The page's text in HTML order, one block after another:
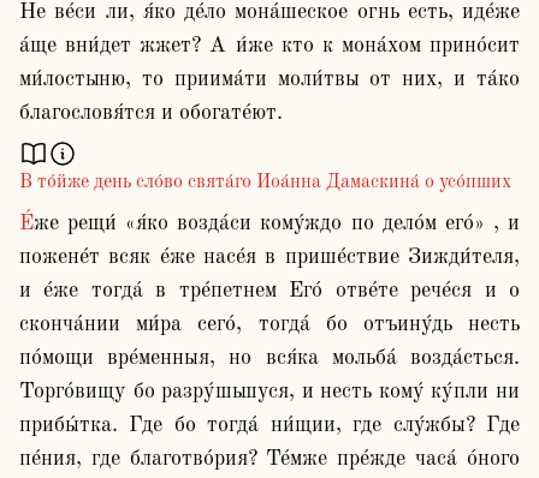
Не ве́си ли, я́ко де́ло мона́шеское огнь есть, иде́же
а́ще вни́дет жжет? А и́же кто к мона́хом прино́сит
ми́лостыню, то приима́ти моли́твы от них, и та́ко
В то́йже день сло́во свята́го Иоа́нна Дамаскина́ о усо́пших
Е́же рещи́ «я́ко возда́си кому́ждо по дело́м его́» , и
пожене́т всяк е́же насе́я в прише́ствие Зижди́теля,
и е́же тогда́ в тре́петнем Его́ отве́те рече́ся и о
сконча́нии ми́ра сего́, тогда́ бо отъину́дь несть
по́мощи вре́менныя, но вся́ка мольба́ возда́сться.
Торго́вищу бо разру́шьшуся, и несть кому́ ку́пли ни
прибы́тка. Где бо тогда́ ни́щии, где слу́жбы? Где
пе́ния, где благотво́рия? Те́мже пре́жде часа́ о́ного